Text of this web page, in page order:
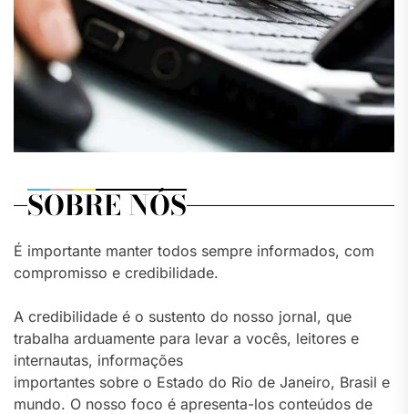
SOBRE NÓS
É importante manter todos sempre informados, com
compromisso e credibilidade.
A credibilidade é o sustento do nosso jornal, que
trabalha arduamente para levar a vocês, leitores e
internautas, informações
importantes sobre o Estado do Rio de Janeiro, Brasil e
mundo. O nosso foco é apresenta-los conteúdos de